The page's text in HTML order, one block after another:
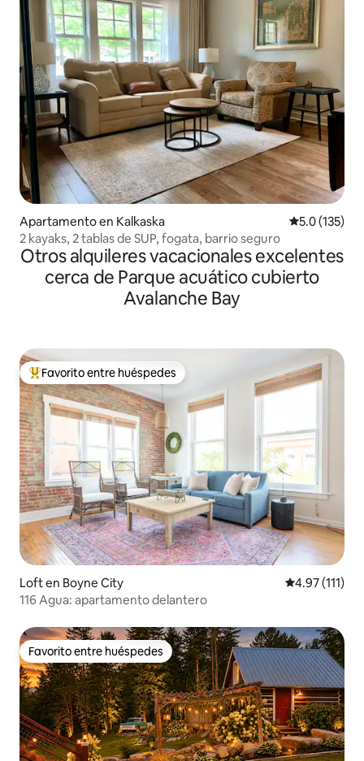
Apartamento en Kalkaska Calificación
5.0 (135)
2 kayaks, 2 tablas de SUP, fogata, barrio seguro
Otros alquileres vacacionales excelentes
cerca de Parque acuático cubierto
Avalanche Bay
Favorito entre huéspedes preferido
Favorito entre huéspedes
Loft en Boyne City Calificación
4.97 (111)
116 Agua: apartamento delantero
Favorito entre huéspedes
Favorito entre huéspedes